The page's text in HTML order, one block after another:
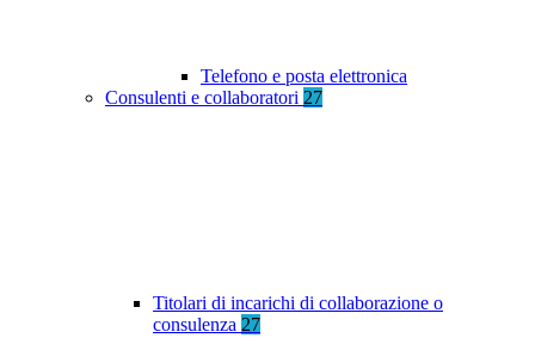
Telefono e posta elettronica
Consulenti e collaboratori 27
Titolari di incarichi di collaborazione o
consulenza 27